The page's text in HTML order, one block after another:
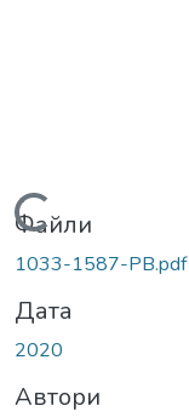
Вантажиться...
Файли
1033-1587-PB.pdf
Дата
2020
Автори